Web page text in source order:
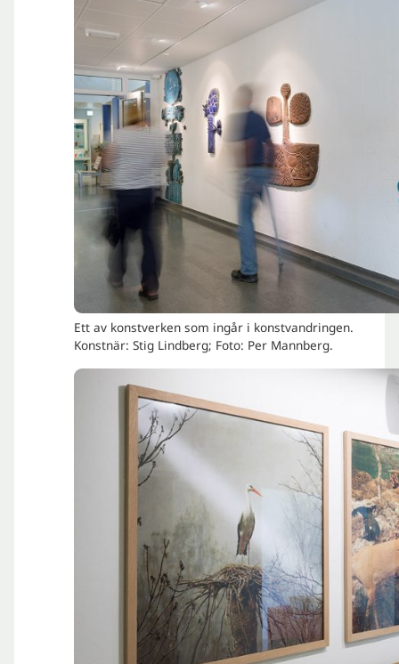
Ett av konstverken som ingår i konstvandringen.
Konstnär: Stig Lindberg; Foto: Per Mannberg.